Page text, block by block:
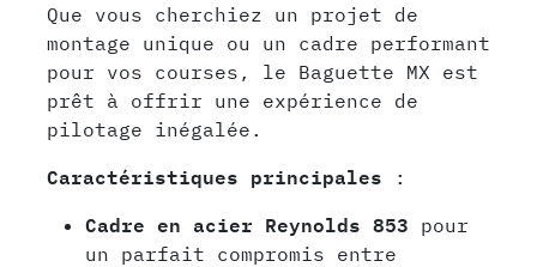
Que vous cherchiez un projet de
montage unique ou un cadre performant
pour vos courses, le Baguette MX est
prêt à offrir une expérience de
pilotage inégalée.
Caractéristiques principales :
Cadre en acier Reynolds 853 pour
un parfait compromis entre